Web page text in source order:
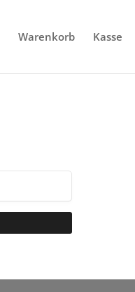
Warenkorb Kasse